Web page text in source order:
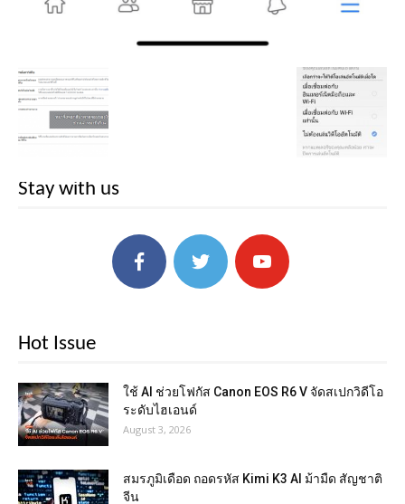
Stay with us
Hot Issue
ใช้ AI ช่วยโฟกัส Canon EOS R6 V จัดสเปกวิดีโอ
ระดับไฮเอนด์
August 3, 2026
สมรภูมิเดือด ถอดรหัส Kimi K3 AI ม้ามืด สัญชาติ
จีน